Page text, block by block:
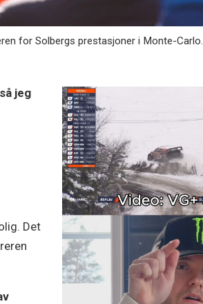
for Solbergs prestasjoner i Monte-Carlo.
jeg
Det